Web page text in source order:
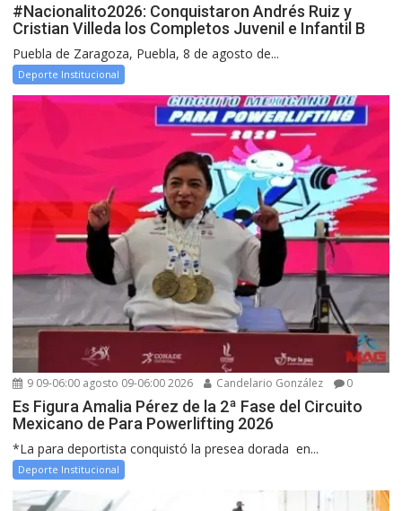
#Nacionalito2026: Conquistaron Andrés Ruiz y
Cristian Villeda los Completos Juvenil e Infantil B
Puebla de Zaragoza, Puebla, 8 de agosto de...
Deporte Institucional
9 09-06:00 agosto 09-06:00 2026 Candelario González 0
Es Figura Amalia Pérez de la 2ª Fase del Circuito
Mexicano de Para Powerlifting 2026
*La para deportista conquistó la presea dorada en...
Deporte Institucional